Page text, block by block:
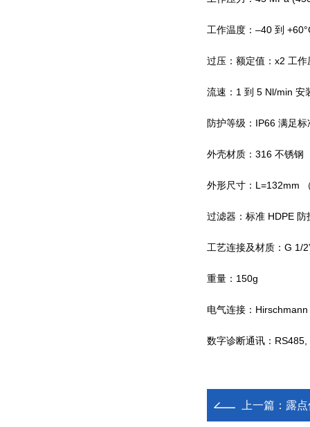
工作温度：–40 到 +60°
过压：额定值： x2 工作
流速： 1 到 5 Nl/min 安
防护等级：IP66 满足标
外壳材质：316 不锈钢
外形尺寸：L=132mm
过滤器：标准 HDPE 防
工艺连接及材质：G 1/
重量：150g
电气连接：
数字诊断通讯： RS485,
上一篇： 露